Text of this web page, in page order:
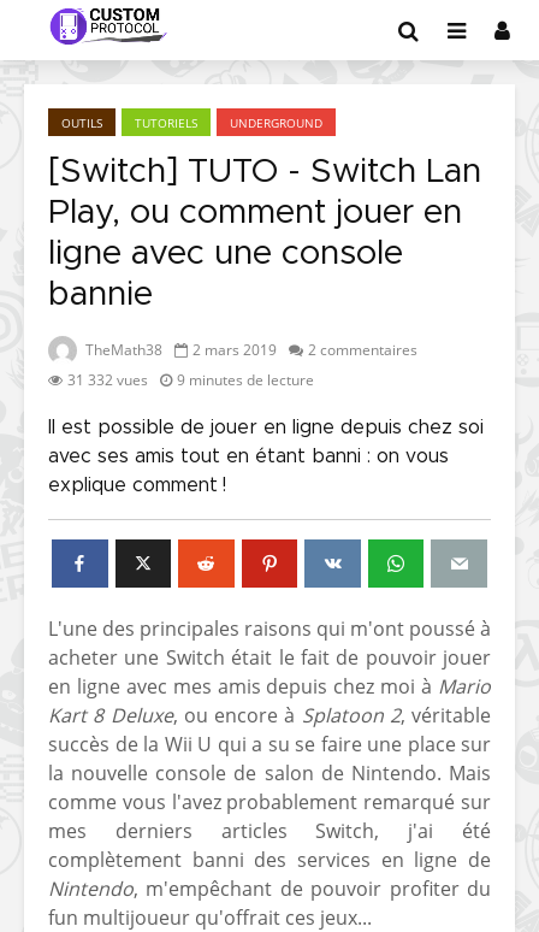
OUTILS TUTORIELS UNDERGROUND
[Switch] TUTO - Switch Lan
Play, ou comment jouer en
ligne avec une console
bannie
TheMath38 2 mars 2019
2 commentaires
31 332 vues
9 minutes de lecture
Il est possible de jouer en ligne depuis chez soi
avec ses amis tout en étant banni : on vous
explique comment !
L'une des principales raisons qui m'ont poussé à
acheter une Switch était le fait de pouvoir jouer
en ligne avec mes amis depuis chez moi à Mario
Kart 8 Deluxe, ou encore à Splatoon 2, véritable
succès de la Wii U qui a su se faire une place sur
la nouvelle console de salon de Nintendo. Mais
comme vous l'avez probablement remarqué sur
mes derniers articles Switch, j'ai été
complètement banni des services en ligne de
Nintendo, m'empêchant de pouvoir profiter du
fun multijoueur qu'offrait ces jeux...